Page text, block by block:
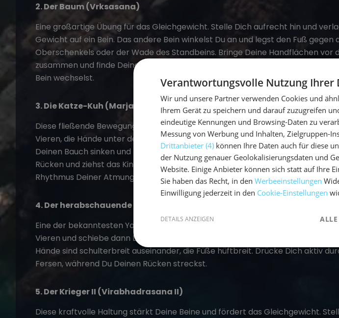
2. Der Baum (Vrksasana)
Eine großartige Übung für das Gleichgewicht. Stelle Dich aufrecht hin und
Gewicht auf ein Bein. Das andere Bein winkelst Du an und legst den Fuß gegen
Oberschenkels oder der Wade des Standbeins. Bringe Deine Handflächen vor
zusammen und finde Deine Balance. Halte diese Position für ein paar Atemzüge,
Bein wechselst.
3. Die Katze-Kuh (Marjaryasana-Bitilasana)
Diese fließende Bewegung ist ideal, um Deine Wirbelsäule zu mobilisieren.
Vieren, die Hände unter den Schultern und die Knie unter den Hüften. Beim
Deinen Bauch sinken und hebst Deinen Kopf (Kuh-Position). Beim Ausatmen
Rücken und ziehst das Kinn zur Brust (Katze-Position). Wiederhole diesen
Rhythmus Deiner Atmung.
4. Der herabschauende Hund (Adho Mukha Svanasana)
Eine der bekanntesten Yoga-Posen, die Deinen gesamten Körper dehnt.
Vieren und schiebe dann Deine Hüften nach oben, bis Dein Körper ein
Hände sind schulterbreit auseinander, die Füße hüftbreit. Drücke Dich aktiv
Fersen, während Du Deinen Rücken streckst.
5. Der Krieger II (Virabhadrasana II)
Diese kraftvolle Haltung stärkt Deine Beine und fördert das Gleichgewicht.
Verantwortungsvolle Nutzung Ihrer
Wir und unsere Partner verwenden Cookies und
Ihrem Gerät zu speichern und darauf zuzugreifen
eindeutige Kennungen und Browsing-Daten zu
Messung von Werbung und Inhalten, Zielgruppen-
Drittanbieter (4) können Ihre Daten auch für diese
der Nutzung genauer Geolokalisierungsdaten und
Website. Einige Anbieter können sich statt auf Ihre
Sie haben das Recht, in den Werbeeinstellungen
Einwilligung jederzeit in den Cookie-Einstellungen
DETAILS ANZEIGEN